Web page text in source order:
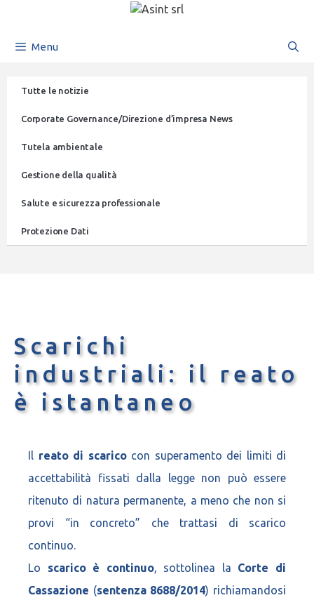
Menu
Tutte le notizie
Corporate Governance/Direzione d’impresa News
Tutela ambientale
Gestione della qualità
Salute e sicurezza professionale
Protezione Dati
Scarichi
industriali: il reato
è istantaneo
Il reato di scaricocon superamento dei limiti di
accettabilità fissati dalla legge non può essere
ritenuto di natura permanente, a meno che non si
provi “in concreto” che trattasi di scarico
continuo.
Lo scarico è continuo, sottolinea la Corte di
Cassazione (sentenza 8688/2014) richiamandosi